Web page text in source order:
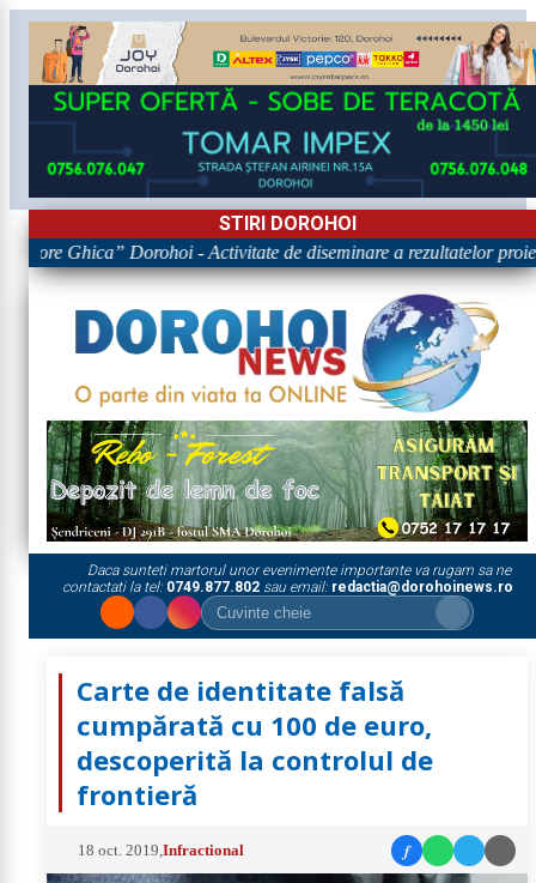
STIRI DOROHOI
Ghica” Dorohoi - Activitate de diseminare a rezultatelor
Daca sunteti martorul unor evenimente importante va rugam sa ne
contactati la tel: 0749.877.802sau email: redactia@dorohoinews.ro
Carte de identitate falsă
cumpărată cu 100 de euro,
descoperită la controlul de
frontieră
18 oct. 2019 ,Infractional f